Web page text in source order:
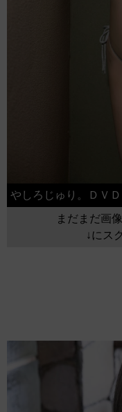
やしろじゅり。ＤＶ
まだまだ画
↓にス